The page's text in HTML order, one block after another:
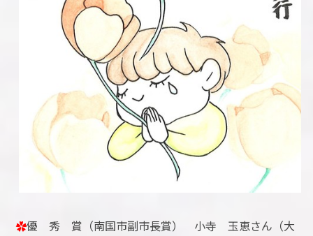
✿優 秀 賞（南国市副市長賞） 小寺 玉恵さん（大